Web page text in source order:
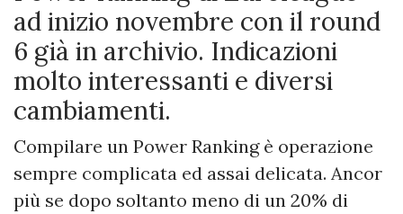
ad inizio novembre con il round
6 già in archivio. Indicazioni
molto interessanti e diversi
cambiamenti.
Compilare un Power Ranking è operazione
sempre complicata ed assai delicata. Ancor
più se dopo soltanto meno di un 20% di